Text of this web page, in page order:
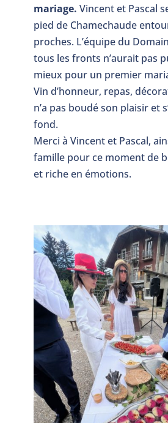
mariage. Vincent et Pascal
pied de Chamechaude
proches. L’équipe du
tous les fronts n’aurait pas
mieux pour un premier
Vin d’honneur, repas,
n’a pas boudé son plaisir et
fond.
Merci à Vincent et Pascal,
famille pour ce moment de
et riche en émotions.